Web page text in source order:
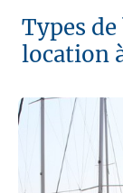
Types
location